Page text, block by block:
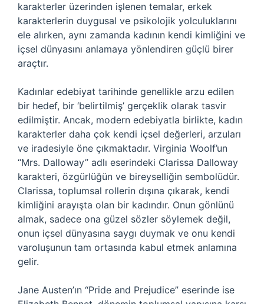
karakterler üzerinden işlenen temalar, erkek
karakterlerin duygusal ve psikolojik yolculuklarını
ele alırken, aynı zamanda kadının kendi kimliğini ve
içsel dünyasını anlamaya yönlendiren güçlü birer
araçtır.
Kadınlar edebiyat tarihinde genellikle arzu edilen
bir hedef, bir ‘belirtilmiş’ gerçeklik olarak tasvir
edilmiştir. Ancak, modern edebiyatla birlikte, kadın
karakterler daha çok kendi içsel değerleri, arzuları
ve iradesiyle öne çıkmaktadır. Virginia Woolf’un
“Mrs. Dalloway” adlı eserindeki Clarissa Dalloway
karakteri, özgürlüğün ve bireyselliğin sembolüdür.
Clarissa, toplumsal rollerin dışına çıkarak, kendi
kimliğini arayışta olan bir kadındır. Onun gönlünü
almak, sadece ona güzel sözler söylemek değil,
onun içsel dünyasına saygı duymak ve onu kendi
varoluşunun tam ortasında kabul etmek anlamına
gelir.
Jane Austen’ın “Pride and Prejudice” eserinde ise